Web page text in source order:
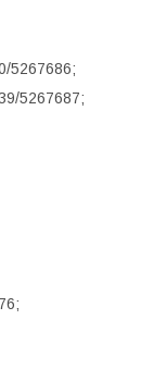
5267686;
5267687;